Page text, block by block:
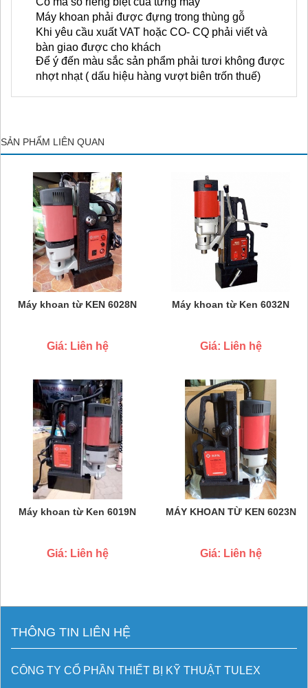
Máy khoan phải được đựng trong thùng gỗ
Khi yêu cầu xuất VAT hoặc CO- CQ phải viết và
bàn giao được cho khách
Để ý đến màu sắc sản phẩm phải tươi không được
nhợt nhạt ( dấu hiệu hàng vượt biên trốn thuế)
SẢN PHẨM LIÊN QUAN
Máy khoan từ KEN 6028N
Giá: Liên hệ
Máy khoan từ Ken 6032N
Giá: Liên hệ
Máy khoan từ Ken 6019N
Giá: Liên hệ
MÁY KHOAN TỪ KEN 6023N
Giá: Liên hệ
THÔNG TIN LIÊN HỆ
CÔNG TY CỔ PHẦN THIẾT BỊ KỸ THUẬT TULEX